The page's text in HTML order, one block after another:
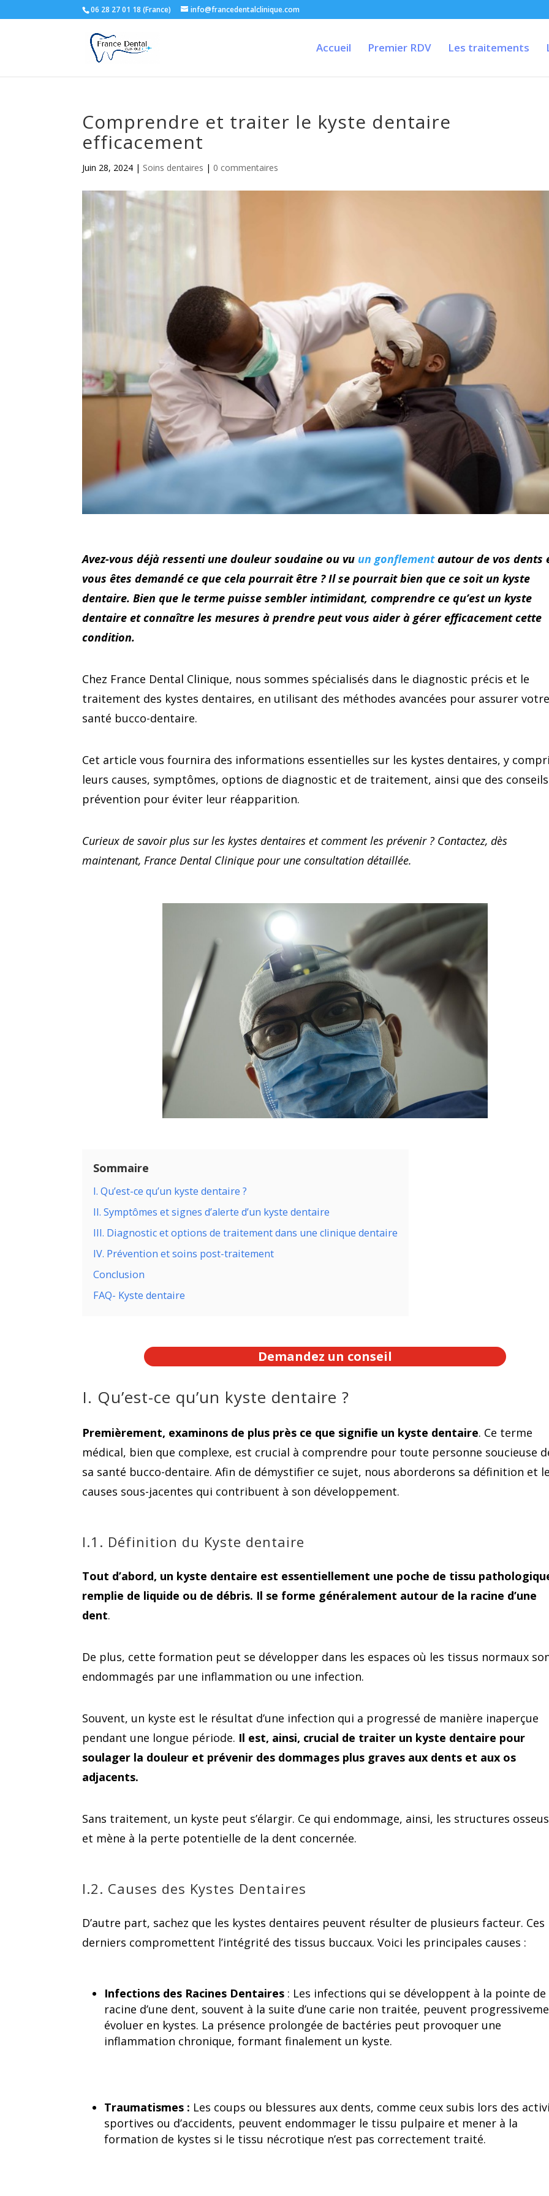
06 28 27 01 18 (France) info@francedentalclinique.com
Accueil Premier RDV Les traitements
Comprendre et traiter le kyste dentaire
efficacement
Juin 28, 2024 | Soins dentaires | 0 commentaires
Avez-vous déjà ressenti une douleur soudaine ou vu un gonflementautour de vos dents
vous êtes demandé ce que cela pourrait être ? Il se pourrait bien que ce soit un kyste
dentaire. Bien que le terme puisse sembler intimidant, comprendre ce qu’est un kyste
dentaire et connaître les mesures à prendre peut vous aider à gérer efficacement cette
condition.
Chez France Dental Clinique, nous sommes spécialisés dans le diagnostic précis et le
traitement des kystes dentaires, en utilisant des méthodes avancées pour assurer votre
santé bucco-dentaire.
Cet article vous fournira des informations essentielles sur les kystes dentaires, y
leurs causes, symptômes, options de diagnostic et de traitement, ainsi que des
prévention pour éviter leur réapparition.
Curieux de savoir plus sur les kystes dentaires et comment les prévenir ? Contactez, dès
maintenant, France Dental Clinique pour une consultation détaillée.
Sommaire
I. Qu’est-ce qu’un kyste dentaire ?
II. Symptômes et signes d’alerte d’un kyste dentaire
III. Diagnostic et options de traitement dans une clinique dentaire
IV. Prévention et soins post-traitement
Conclusion
FAQ- Kyste dentaire
Demandez un conseil
I. Qu’est-ce qu’un kyste dentaire ?
Premièrement, examinons de plus près ce que signifie un kyste dentaire. Ce terme
médical, bien que complexe, est crucial à comprendre pour toute personne soucieuse
sa santé bucco-dentaire. Afin de démystifier ce sujet, nous aborderons sa définition et
causes sous-jacentes qui contribuent à son développement.
I.1. Définition du Kyste dentaire
Tout d’abord, un kyste dentaire est essentiellement une poche de tissu
remplie de liquide ou de débris. Il se forme généralement autour de la racine d’une
dent.
De plus, cette formation peut se développer dans les espaces où les tissus normaux
endommagés par une inflammation ou une infection.
Souvent, un kyste est le résultat d’une infection qui a progressé de manière inaperçue
pendant une longue période. Il est, ainsi, crucial de traiter un kyste dentaire pour
soulager la douleur et prévenir des dommages plus graves aux dents et aux os
adjacents.
Sans traitement, un kyste peut s’élargir. Ce qui endommage, ainsi, les structures
et mène à la perte potentielle de la dent concernée.
I.2. Causes des Kystes Dentaires
D’autre part, sachez que les kystes dentaires peuvent résulter de plusieurs facteur. Ces
derniers compromettent l’intégrité des tissus buccaux. Voici les principales causes :
Infections des Racines Dentaires : Les infections qui se développent à la pointe de
racine d’une dent, souvent à la suite d’une carie non traitée, peuvent
évoluer en kystes. La présence prolongée de bactéries peut provoquer une
inflammation chronique, formant finalement un kyste.
Traumatismes : Les coups ou blessures aux dents, comme ceux subis lors des
sportives ou d’accidents, peuvent endommager le tissu pulpaire et mener à la
formation de kystes si le tissu nécrotique n’est pas correctement traité.